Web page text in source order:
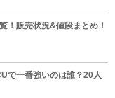
！販売状況&値段まとめ！
で一番強いのは誰？20人